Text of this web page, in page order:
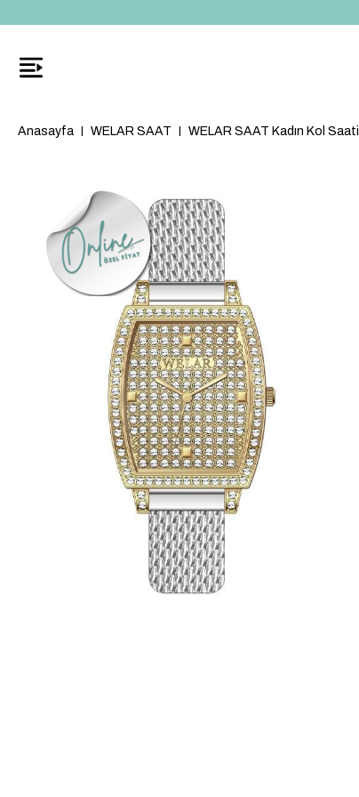
Anasayfa WELAR SAAT WELAR SAAT Kadın Kol Saati